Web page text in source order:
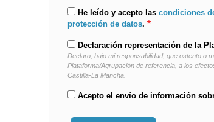
He leído y acepto las condiciones
protección de datos.
Declaración representación de la
Declaro, bajo mi responsabilidad, que ostento o
Plataforma/Agrupación de referencia, a los
Castilla-La Mancha.
Acepto el envío de información